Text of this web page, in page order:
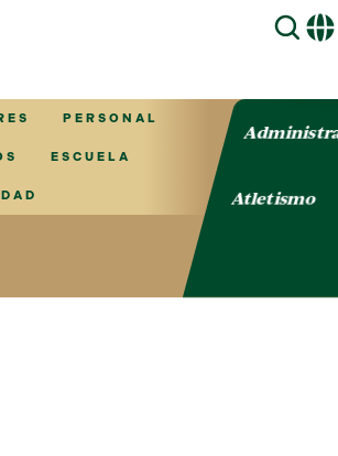
PERSONAL
ESCUELA
Atletismo